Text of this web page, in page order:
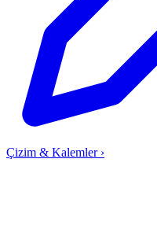
Çizim & Kalemler ›